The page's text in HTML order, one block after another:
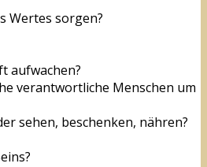
Wertes sorgen?
aufwachen?
verantwortliche Menschen um
sehen, beschenken, nähren?